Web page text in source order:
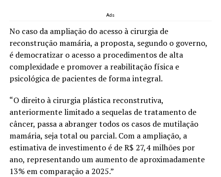
Ads
No caso da ampliação do acesso à cirurgia de
reconstrução mamária, a proposta, segundo o governo,
é democratizar o acesso a procedimentos de alta
complexidade e promover a reabilitação física e
psicológica de pacientes de forma integral.
“O direito à cirurgia plástica reconstrutiva,
anteriormente limitado a sequelas de tratamento de
câncer, passa a abranger todos os casos de mutilação
mamária, seja total ou parcial. Com a ampliação, a
estimativa de investimento é de R$ 27,4 milhões por
ano, representando um aumento de aproximadamente
13% em comparação a 2025.”